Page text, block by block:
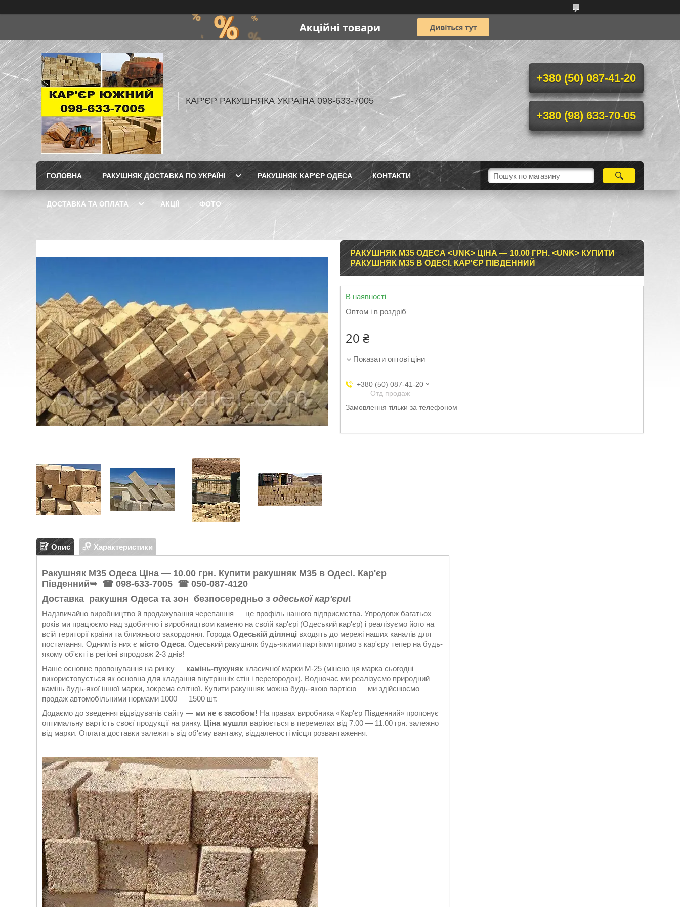
КАР'ЄР РАКУШНЯКА УКРАЇНА 098-633-7005
+380 (50) 087-41-20
+380 (98) 633-70-05
ГОЛОВНА РАКУШНЯК ДОСТАВКА ПО УКРАЇНІ РАКУШНЯК КАР'ЄР ОДЕСА КОНТАКТИ
ДОСТАВКА ТА ОПЛАТА АКЦІЇ ФОТО
РАКУШНЯК М35 ОДЕСА <UNK> ЦІНА — 10.00 ГРН. <UNK> КУПИТИ
РАКУШНЯК М35 В ОДЕСІ. КАР'ЄР ПІВДЕННИЙ
В наявності
Оптом і в роздріб
20 ₴
Показати оптові ціни
+380 (50) 087-41-20
Отд продаж
Замовлення тільки за телефоном
Опис Характеристики
Ракушняк М35 Одеса Ціна — 10.00 грн. Купити ракушняк М35 в Одесі. Кар'єр
Південний➥ ☎ 098-633-7005 ☎ 050-087-4120
Доставка ракушня Одеса та зон безпосередньо з одеської кар'єри!
Надзвичайно виробництво й продажування черепашня — це профіль нашого підприємства. Упродовж багатьох
років ми працюємо над здобиччю і виробництвом каменю на своїй кар'єрі (Одеський кар'єр) і реалізуємо його на
всій території країни та ближнього закордоння. Города Одеській ділянці входять до мережі наших каналів для
постачання. Одним із них є місто Одеса. Одеський ракушняк будь-якими партіями прямо з кар'єру тепер на будь-
якому об'єкті в регіоні впродовж 2-3 днів!
Наше основне пропонування на ринку — камінь-пухуняк класичної марки М-25 (мінено ця марка сьогодні
використовується як основна для кладання внутрішніх стін і перегородок). Водночас ми реалізуємо природний
камінь будь-якої іншої марки, зокрема елітної. Купити ракушняк можна будь-якою партією — ми здійснюємо
продаж автомобільними нормами 1000 — 1500 шт.
Додаємо до зведення відвідувачів сайту — ми не є засобом! На правах виробника «Кар'єр Південний» пропонує
оптимальну вартість своєї продукції на ринку. Ціна мушля варіюється в перемелах від 7.00 — 11.00 грн. залежно
від марки. Оплата доставки залежить від об'єму вантажу, віддаленості місця розвантаження.